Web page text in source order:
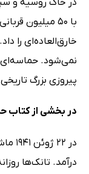
در خاک روسیه و
خارق‌العاده‌ای را
نمی‌شود. حماسه‌ای
پیروزی بزرگ
در بخشی از کتاب
در
درآمد. تانک‌ها